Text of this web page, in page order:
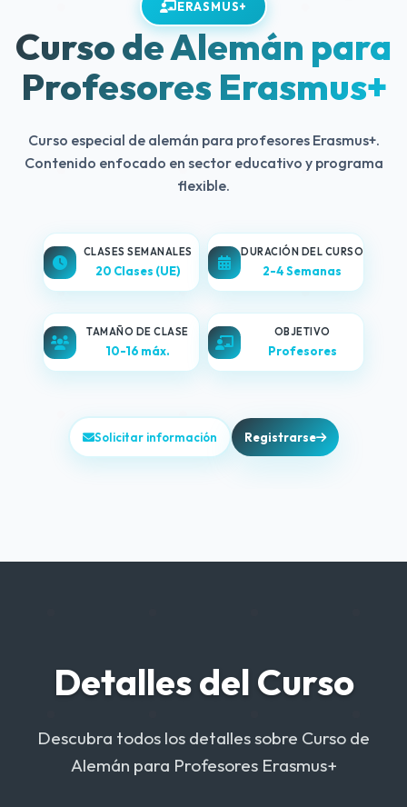
ERASMUS+
Curso de Alemán para
Profesores Erasmus+
Curso especial de alemán para profesores Erasmus+.
Contenido enfocado en sector educativo y programa
flexible.
CLASES SEMANALES
20 Clases (UE)
DURACIÓN DEL CURSO
2-4 Semanas
TAMAÑO DE CLASE
10-16 máx.
OBJETIVO
Profesores
Solicitar información Registrarse
Detalles del Curso
Descubra todos los detalles sobre Curso de
Alemán para Profesores Erasmus+